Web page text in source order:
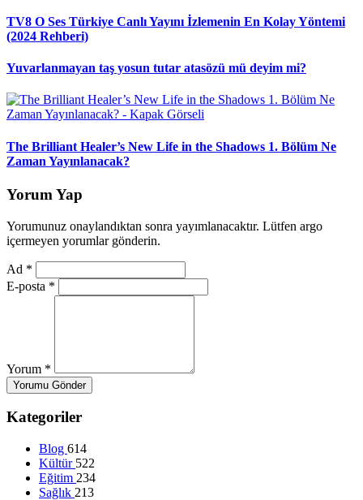
TV8 O Ses Türkiye Canlı Yayını İzlemenin En Kolay Yöntemi
(2024 Rehberi)
Yuvarlanmayan taş yosun tutar atasözü mü deyim mi?
The Brilliant Healer’s New Life in the Shadows 1. Bölüm Ne
Zaman Yayınlanacak?
Yorum Yap
Yorumunuz onaylandıktan sonra yayımlanacaktır. Lütfen argo
içermeyen yorumlar gönderin.
Ad *
E-posta *
Yorum *
Yorumu Gönder
Kategoriler
Blog 614
Kültür 522
Eğitim 234
Sağlık 213